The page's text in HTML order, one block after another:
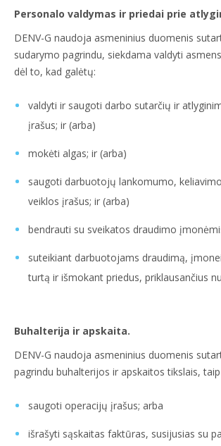
Personalo valdymas ir priedai prie
DENV-G naudoja asmeninius duomenis
sudarymo pagrindu, siekdama valdyti
dėl to, kad galėtų:
valdyti ir saugoti darbo sutarčių ir
įrašus; ir (arba)
mokėti algas; ir (arba)
saugoti darbuotojų lankomumo,
veiklos įrašus; ir (arba)
bendrauti su sveikatos draudimo
suteikiant darbuotojams draudimą,
turtą ir išmokant priedus, priklausančius
Buhalterija ir apskaita.
DENV-G naudoja asmeninius duomenis
pagrindu buhalterijos ir apskaitos tikslais,
saugoti operacijų įrašus; arba
išrašyti sąskaitas faktūras, susijusias su